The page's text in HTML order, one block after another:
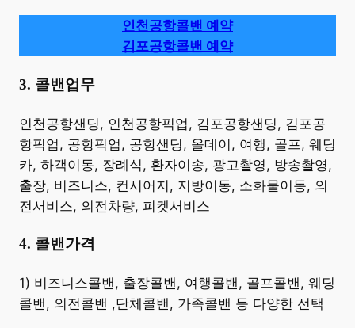
인천공항콜밴 예약
김포공항콜밴 예약
3. 콜밴업무
​인천공항샌딩, 인천공항픽업, 김포공항샌딩, 김포공
항픽업, 공항픽업, 공항샌딩, 올데이, 여행, 골프, 웨딩
카, 하객이동, 장례식, 환자이송, 광고촬영, 방송촬영,
출장, 비즈니스, 컨시어지, 지방이동, 소화물이동, 의
전서비스, 의전차량, 피켓서비스
4. 콜밴가격
​1) 비즈니스콜밴, 출장콜밴, 여행콜밴, 골프콜밴, 웨딩
콜밴, 의전콜밴 ,단체콜밴, 가족콜밴 등 다양한 선택